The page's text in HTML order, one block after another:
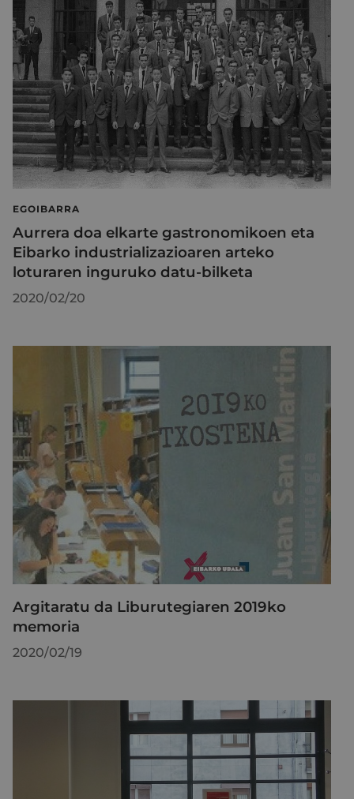
EGOIBARRA
Aurrera doa elkarte gastronomikoen eta
Eibarko industrializazioaren arteko
loturaren inguruko datu-bilketa
2020/02/20
Argitaratu da Liburutegiaren 2019ko
memoria
2020/02/19